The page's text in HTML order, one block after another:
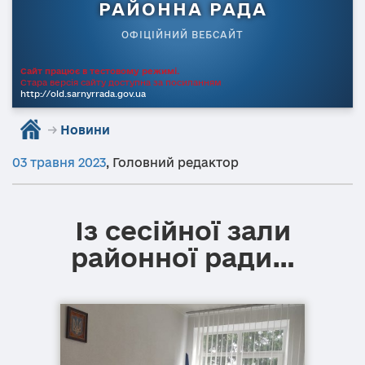
РАЙОННА РАДА
ОФІЦІЙНИЙ ВЕБСАЙТ
Сайт працює в тестовому режимі.
Стара версія сайту доступна за посиланням
http://old.sarnyrrada.gov.ua
→ Новини
03 травня 2023, Головний редактор
Із сесійної зали
районної ради…